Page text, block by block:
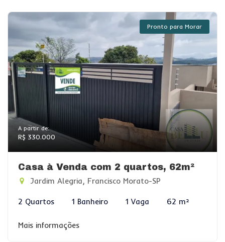
Pronto para Morar
A partir de:
R$ 330.000
Casa à Venda com 2 quartos, 62m²
Jardim Alegria, Francisco Morato-SP
2 Quartos 1 Banheiro 1 Vaga 62 m²
Mais informações